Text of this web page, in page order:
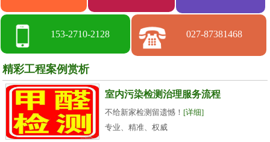
153-2710-2128 027-87381468
精彩工程案例赏析
室内污染检测治理服务流程
不给新家检测留遗憾！ [详细]
专业、精准、权威